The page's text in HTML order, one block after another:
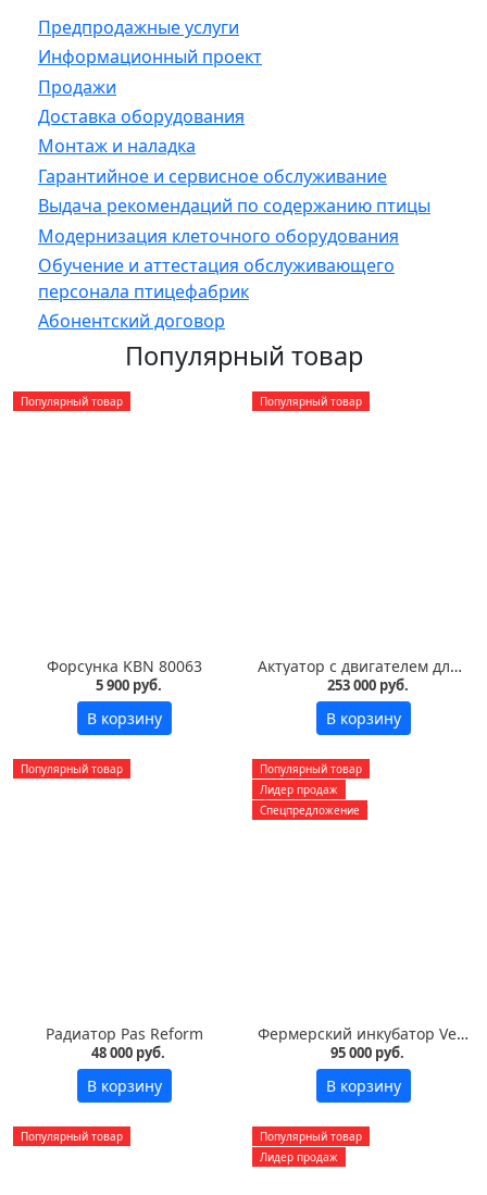
Предпродажные услуги
Информационный проект
Продажи
Доставка оборудования
Монтаж и наладка
Гарантийное и сервисное обслуживание
Выдача рекомендаций по содержанию птицы
Модернизация клеточного оборудования
Обучение и аттестация обслуживающего
персонала птицефабрик
Абонентский договор
Популярный товар
Популярный товар
Форсунка KBN 80063
5 900 руб.
В корзину
Популярный товар
Актуатор с двигателем для инкубатора Pas Reform
253 000 руб.
В корзину
Популярный товар
Радиатор Pas Reform
48 000 руб.
В корзину
Популярный товар
Лидер продаж
Спецпредложение
Фермерский инкубатор Vega S7 LED на 700 яиц
95 000 руб.
В корзину
Популярный товар
Популярный товар
Лидер продаж